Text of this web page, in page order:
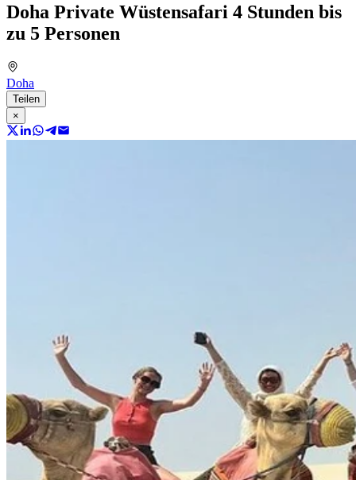
Doha Private Wüstensafari 4 Stunden bis
zu 5 Personen
Doha
Teilen
×